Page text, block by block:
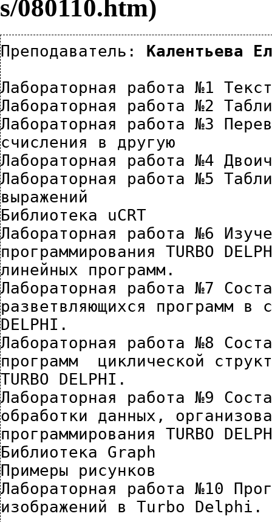
Преподаватель: Калентьева
Лабораторная работа №1
Лабораторная работа №2
Лабораторная работа №3
счисления в другую
Лабораторная работа №4
Лабораторная работа №5
выражений
Библиотека uCRT
Лабораторная работа №6
программирования TURBO
линейных программ.
Лабораторная работа №7
разветвляющихся программ в
DELPHI.
Лабораторная работа №8
программ  циклической
TURBO DELPHI.
Лабораторная работа №9
обработки данных,
программирования TURBO
Библиотека Graph
Примеры рисунков
Лабораторная работа №10
изображений в Turbo Delphi.